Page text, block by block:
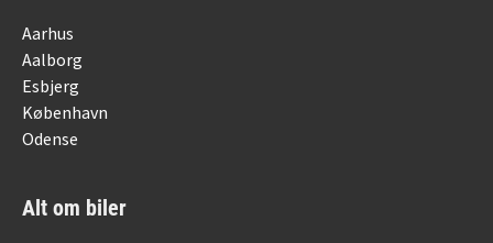
Aarhus
Aalborg
Esbjerg
København
Odense
Alt om biler